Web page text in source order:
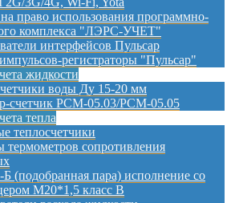
право использования программно-
комплекса "ЛЭРС-УЧЕТ"
интерфейсов Пульсар
регистраторы "Пульсар"
жидкости
воды Ду 15-20 мм
счетчик РСМ-05.03/РСМ-05.05
тепла
теплосчетчики
термометров сопротивления
(подобранная пара) исполнение со
М20*1,5 класс B